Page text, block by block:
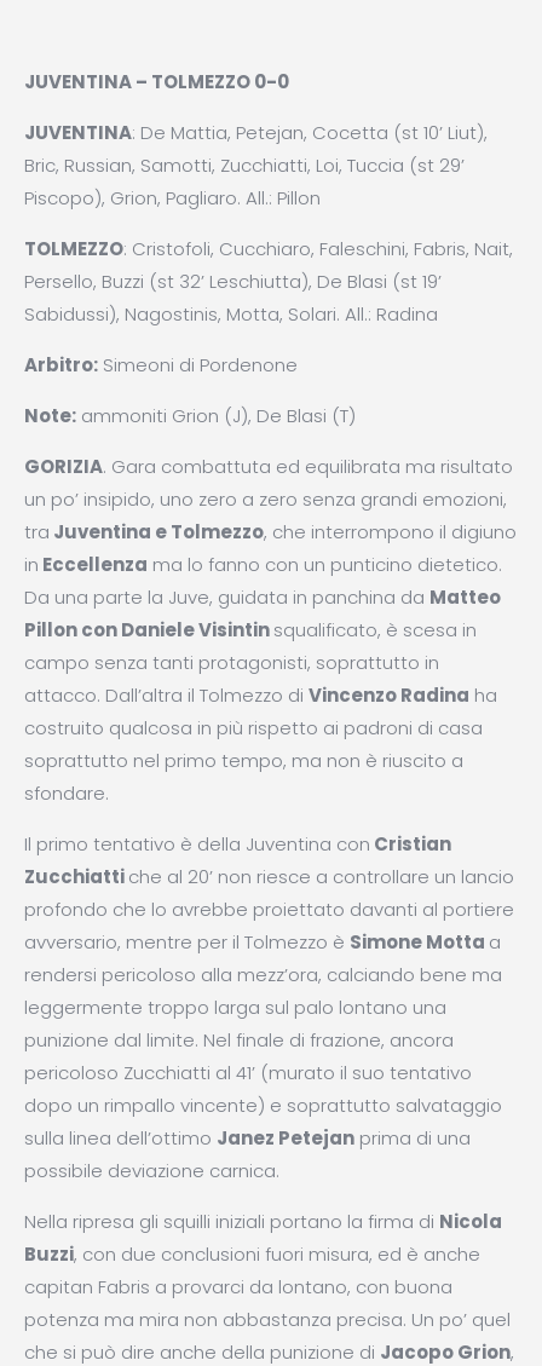
JUVENTINA – TOLMEZZO 0-0
JUVENTINA: De Mattia, Petejan, Cocetta (st 10’ Liut),
Bric, Russian, Samotti, Zucchiatti, Loi, Tuccia (st 29’
Piscopo), Grion, Pagliaro. All.: Pillon
TOLMEZZO: Cristofoli, Cucchiaro, Faleschini, Fabris, Nait,
Persello, Buzzi (st 32’ Leschiutta), De Blasi (st 19’
Sabidussi), Nagostinis, Motta, Solari. All.: Radina
Arbitro: Simeoni di Pordenone
Note: ammoniti Grion (J), De Blasi (T)
GORIZIA. Gara combattuta ed equilibrata ma risultato
un po’ insipido, uno zero a zero senza grandi emozioni,
tra Juventina e Tolmezzo, che interrompono il digiuno
in Eccellenza ma lo fanno con un punticino dietetico.
Da una parte la Juve, guidata in panchina da Matteo
Pillon con Daniele Visintinsqualificato, è scesa in
campo senza tanti protagonisti, soprattutto in
attacco. Dall’altra il Tolmezzo di Vincenzo Radina ha
costruito qualcosa in più rispetto ai padroni di casa
soprattutto nel primo tempo, ma non è riuscito a
sfondare.
Il primo tentativo è della Juventina con Cristian
Zucchiattiche al 20’ non riesce a controllare un lancio
profondo che lo avrebbe proiettato davanti al portiere
avversario, mentre per il Tolmezzo è Simone Motta a
rendersi pericoloso alla mezz’ora, calciando bene ma
leggermente troppo larga sul palo lontano una
punizione dal limite. Nel finale di frazione, ancora
pericoloso Zucchiatti al 41’ (murato il suo tentativo
dopo un rimpallo vincente) e soprattutto salvataggio
sulla linea dell’ottimo Janez Petejan prima di una
possibile deviazione carnica.
Nella ripresa gli squilli iniziali portano la firma di Nicola
Buzzi, con due conclusioni fuori misura, ed è anche
capitan Fabris a provarci da lontano, con buona
potenza ma mira non abbastanza precisa. Un po’ quel
che si può dire anche della punizione di Jacopo Grion,